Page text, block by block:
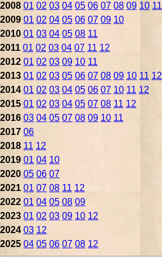
2008 01 02 03 04 05 06 07 08 09 10 11
2009 01 02 04 05 06 07 09 10
2010 01 03 04 05 08 11
2011 01 02 03 04 07 11 12
2012 01 02 03 09 10 11
2013 01 02 03 05 06 07 08 09 10 11 12
2014 01 02 03 04 05 06 07 10 11 12
2015 01 02 03 04 05 07 08 11 12
2016 03 04 05 07 08 09 10 11
2017 06
2018 11 12
2019 01 04 10
2020 05 06 07
2021 01 07 08 11 12
2022 01 04 05 08 09
2023 01 02 03 09 10 12
2024 03 12
2025 04 05 06 07 08 12